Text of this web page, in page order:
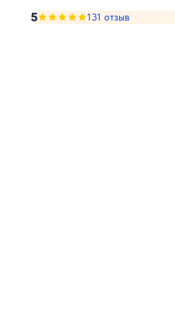
5Оценка, количество звезд:
131 отзыв